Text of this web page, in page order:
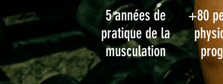
5 années de
pratique de la
musculation
+80